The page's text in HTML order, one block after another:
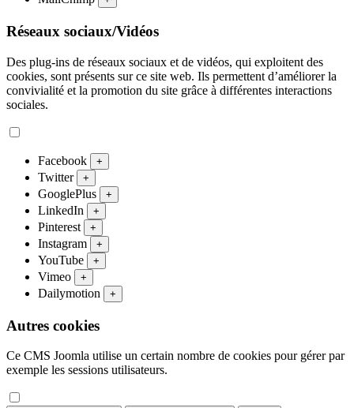
Réseaux sociaux/Vidéos
Des plug-ins de réseaux sociaux et de vidéos, qui exploitent des
cookies, sont présents sur ce site web. Ils permettent d’améliorer la
convivialité et la promotion du site grâce à différentes interactions
sociales.
Facebook +
Twitter +
GooglePlus +
LinkedIn +
Pinterest +
Instagram +
YouTube +
Vimeo +
Dailymotion +
Autres cookies
Ce CMS Joomla utilise un certain nombre de cookies pour gérer par
exemple les sessions utilisateurs.